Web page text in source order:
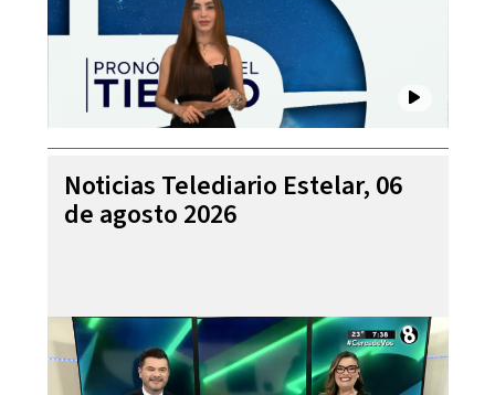
Noticias Telediario Estelar, 06
de agosto 2026